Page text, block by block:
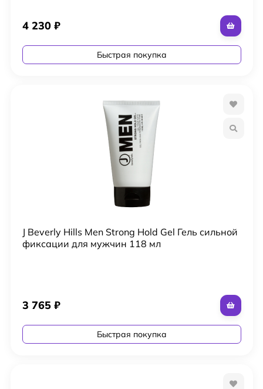
4 230 ₽
Быстрая покупка
J Beverly Hills Men Strong Hold Gel Гель сильной
фиксации для мужчин 118 мл
3 765 ₽
Быстрая покупка